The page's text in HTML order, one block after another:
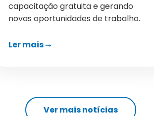
capacitação gratuita e gerando
novas oportunidades de trabalho.
Ler mais
Ver mais notícias